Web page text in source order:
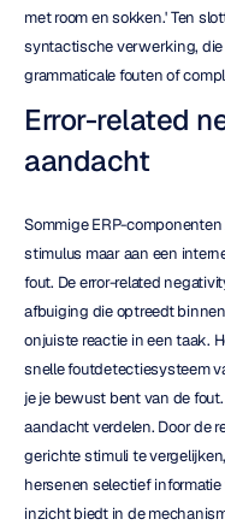
met room en sokken.' Ten
syntactische verwerking,
grammaticale fouten of
Error-related
aandacht
Sommige ERP-
stimulus maar aan een
fout. De error-related
afbuiging die optreedt
onjuiste reactie in een taak.
snelle foutdetectiesysteem
je je bewust bent van de
aandacht verdelen. Door de
gerichte stimuli te
hersenen selectief
inzicht biedt in de